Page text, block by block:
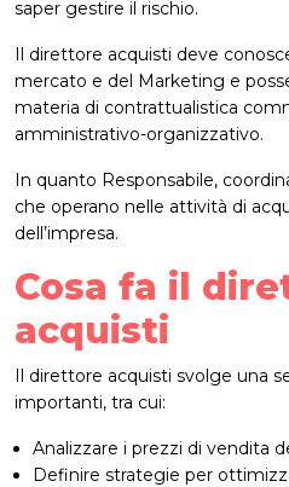
saper gestire il rischio.
Il direttore acquisti deve
mercato e del Marketing e
materia di contrattualistica
amministrativo-organizzativo.
In quanto Responsabile,
che operano nelle attività di
dell’impresa.
Cosa fa il
acquisti
Il direttore acquisti svolge una
importanti, tra cui:
Analizzare i prezzi di vendita
Definire strategie per